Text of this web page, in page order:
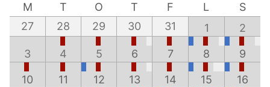
M
T O T F L
S
27
28 29 30 31 1 2
3 4 5 6 7 8 9
10 11 12 13 14 15 16